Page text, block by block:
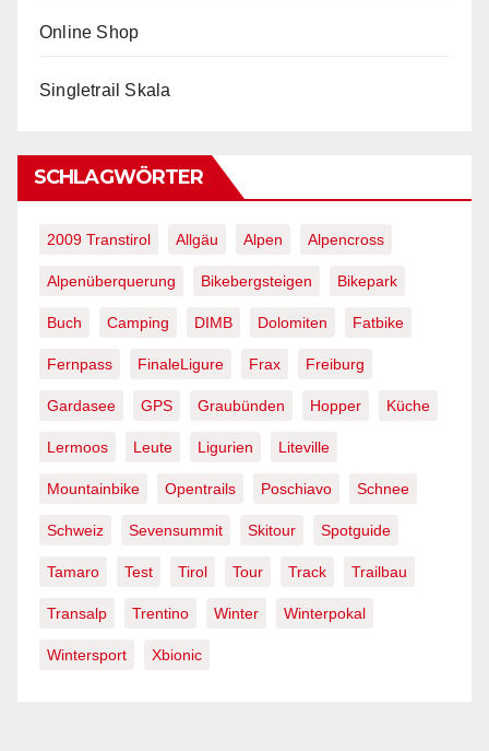
Online Shop
Singletrail Skala
SCHLAGWÖRTER
2009 Transtirol Allgäu Alpen Alpencross
Alpenüberquerung Bikebergsteigen Bikepark
Buch Camping DIMB Dolomiten Fatbike
Fernpass FinaleLigure Frax Freiburg
Gardasee GPS Graubünden Hopper Küche
Lermoos Leute Ligurien Liteville
Mountainbike Opentrails Poschiavo Schnee
Schweiz Sevensummit Skitour Spotguide
Tamaro Test Tirol Tour Track Trailbau
Transalp Trentino Winter Winterpokal
Wintersport Xbionic